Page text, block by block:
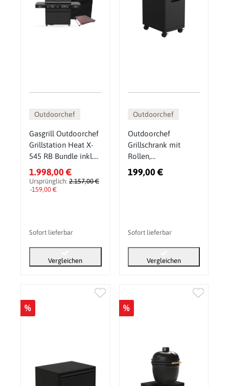
Outdoorchef
Gasgrill Outdoorchef
Grillstation Heat X-
545 RB Bundle inkl.
Gratis Zubehör
1.998,00 €
Ursprünglich: 2.157,00 €
-159,00 €
Sofort lieferbar
Vergleichen
Outdoorchef
Outdoorchef
Grillschrank mit
Rollen,
Outdoorschrank für
zusätzlichen
199,00 €
Sofort lieferbar
Vergleichen
% %